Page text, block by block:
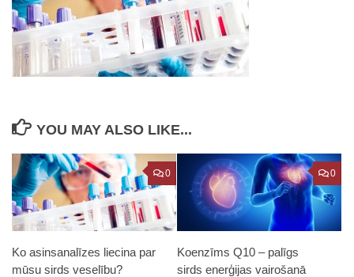
YOU MAY ALSO LIKE...
0
Ko asinsanalīzes liecina par
mūsu sirds veselību?
0
Koenzīms Q10 – palīgs
sirds enerģijas vairošanā